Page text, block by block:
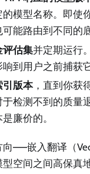
模型名称。即使
能路由到不同的
评估集并定期运行
到用户之前捕获它
引版本，直到你获
于检测不到的质量
廉价的。
——嵌入翻译（
空间之间高保真